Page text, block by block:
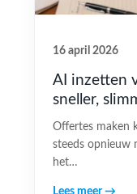
16 april 2026
AI inzetten
sneller,
Offertes maken
steeds opnieuw
het…